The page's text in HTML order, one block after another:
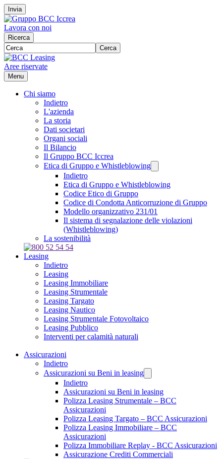
Invia
Lavora con noi
Ricerca
Cerca
Aree riservate
Menu
Chi siamo
Indietro
L'azienda
La storia
Dati societari
Organi sociali
Il Bilancio
Il Gruppo BCC Iccrea
Etica di Gruppo e Whistleblowing
Indietro
Etica di Gruppo e Whistleblowing
Codice Etico di Gruppo
Codice di Condotta Anticorruzione di Gruppo
Modello organizzativo 231/01
Il sistema di segnalazione delle violazioni
(Whistleblowing)
La sostenibilità
Leasing
Indietro
Leasing
Leasing Immobiliare
Leasing Strumentale
Leasing Targato
Leasing Nautico
Leasing Strumentale Fotovoltaico
Leasing Pubblico
Interventi per calamità naturali
Assicurazioni
Indietro
Assicurazioni su Beni in leasing
Indietro
Assicurazioni su Beni in leasing
Polizza Leasing Strumentale – BCC
Assicurazioni
Polizza Leasing Targato – BCC Assicurazioni
Polizza Leasing Immobiliare – BCC
Assicurazioni
Polizza Immobiliare Replay - BCC Assicurazioni
Assicurazione Crediti Commerciali